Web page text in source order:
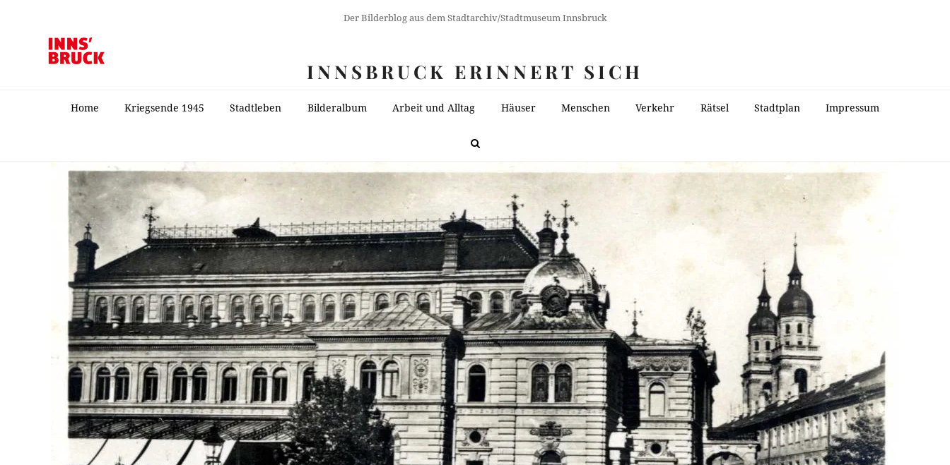
Der Bilderblog aus dem Stadtarchiv/Stadtmuseum Innsbruck
INNSBRUCK ERINNERT SICH
Home Kriegsende 1945 Stadtleben Bilderalbum Arbeit und Alltag Häuser Menschen Verkehr Rätsel Stadtplan Impressum